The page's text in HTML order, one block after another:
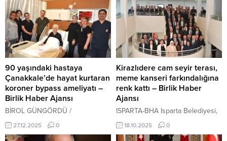
Osmaniye’de kuvvetli yağış
uyarısı Meteoroloji Genel
Müdürlüğü’nden (MGM) yapılan
açıklamda, Osmaniye il geneli
Adana’nın doğusunda gök
gürültülü sağanak yağış ve
kuvvetli yağış beklendiği belirtildi.
Yapılan açıklamada ani sel, su
baskını, yıldırım,...
Ç.A., damadı H.B.K. ile damadın
annesi D.K. ve damadın kardeşi
S.K’yi silahla ateş ederek yaraladı.
Ç.A, damadın babası İ.K’yi de
darbetti. Arbede sırasında
evdekilerden biri, Ç.A’yı
bıçaklayarak öldürdü.
Çevredekilerin haber vermesiyle
olay...
90 yaşındaki hastaya
Çanakkale’de hayat kurtaran
koroner bypass ameliyatı –
Birlik Haber Ajansı
BİROL GÜNGÖRDÜ /
ÇANAKKALE-BHA Döşemealtı
Belediyesine yönelik yolsuzluk
27.12.2025 0
Kirazlıdere cam seyir terası,
meme kanseri farkındalığına
renk kattı – Birlik Haber
Ajansı
ISPARTA-BHA Isparta Belediyesi,
“Ekim Ayı Meme Kanseri
Farkındalık Ayı” kapsamında
18.10.2025 0